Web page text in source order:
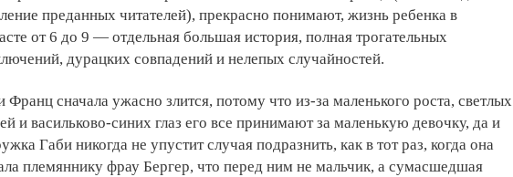
преданных читателей), прекрасно понимают, жизнь ребенка в
от 6 до 9 — отдельная большая история, полная трогательных
дурацких совпадений и нелепых случайностей.
Франц сначала ужасно злится, потому что из-за маленького роста, светлых
и васильково-синих глаз его все принимают за маленькую девочку, да и
Габи никогда не упустит случая подразнить, как в тот раз, когда она
племяннику фрау Бергер, что перед ним не мальчик, а сумасшедшая